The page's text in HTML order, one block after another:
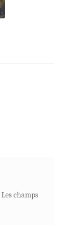
Les champs